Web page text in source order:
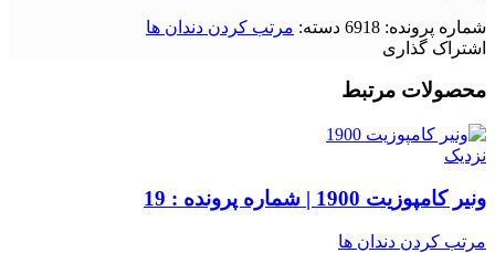
شماره پرونده: 6918 دسته: مرتب کردن دندان ها
اشتراک گذاری
محصولات مرتبط
نزدیک
ونیر کامپوزیت 1900 | شماره پرونده : 19
مرتب کردن دندان ها